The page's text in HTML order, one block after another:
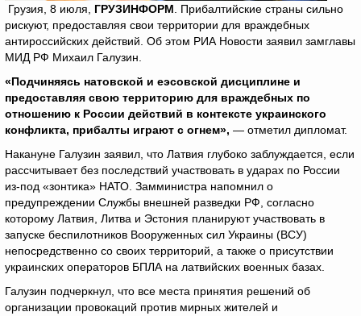
Грузия, 8 июля, ГРУЗИНФОРМ . Прибалтийские страны сильно
рискуют, предоставляя свои территории для враждебных
антироссийских действий. Об этом РИА Новости заявил замглавы
МИД РФ Михаил Галузин.
«Подчиняясь натовской и еэсовской дисциплине и
предоставляя свою территорию для враждебных по
отношению к России действий в контексте украинского
конфликта, прибалты играют с огнем», — отметил дипломат.
Накануне Галузин заявил, что Латвия глубоко заблуждается, если
рассчитывает без последствий участвовать в ударах по России
из-под «зонтика» НАТО. Замминистра напомнил о
предупреждении Службы внешней разведки РФ, согласно
которому Латвия, Литва и Эстония планируют участвовать в
запуске беспилотников Вооруженных сил Украины (ВСУ)
непосредственно со своих территорий, а также о присутствии
украинских операторов БПЛА на латвийских военных базах.
Галузин подчеркнул, что все места принятия решений об
организации провокаций против мирных жителей и